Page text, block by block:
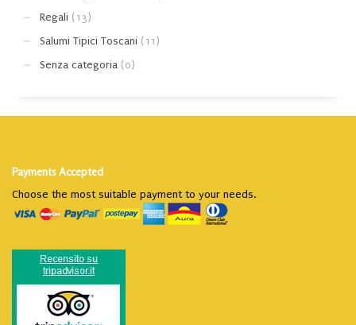
Regali (13)
Salumi Tipici Toscani (11)
Senza categoria (0)
Payments Accepted
Choose the most suitable payment to your needs.